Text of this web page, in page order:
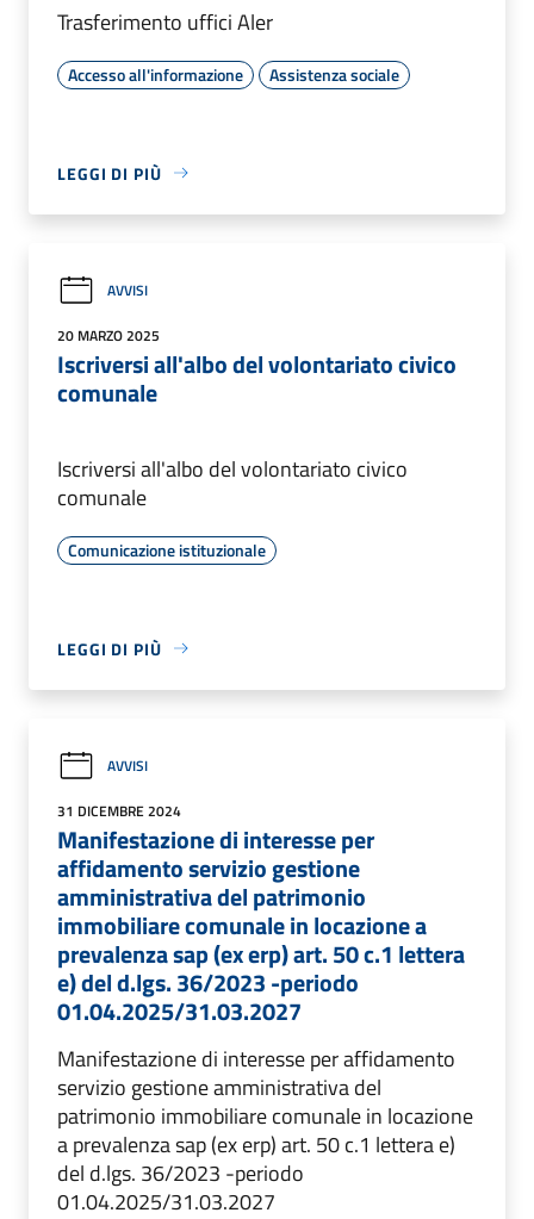
Trasferimento uffici Aler
Accesso all'informazione Assistenza sociale
LEGGI DI PIÙ
AVVISI
20 MARZO 2025
Iscriversi all'albo del volontariato civico
comunale
Iscriversi all'albo del volontariato civico
comunale
Comunicazione istituzionale
LEGGI DI PIÙ
AVVISI
31 DICEMBRE 2024
Manifestazione di interesse per
affidamento servizio gestione
amministrativa del patrimonio
immobiliare comunale in locazione a
prevalenza sap (ex erp) art. 50 c.1 lettera
e) del d.lgs. 36/2023 -periodo
01.04.2025/31.03.2027
Manifestazione di interesse per affidamento
servizio gestione amministrativa del
patrimonio immobiliare comunale in locazione
a prevalenza sap (ex erp) art. 50 c.1 lettera e)
del d.lgs. 36/2023 -periodo
01.04.2025/31.03.2027